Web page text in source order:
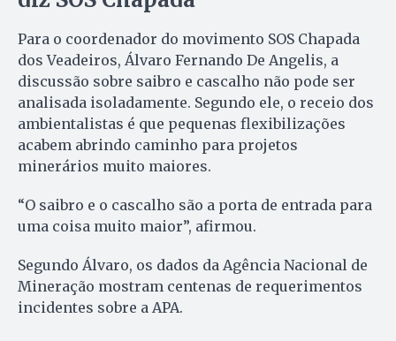
Para o coordenador do movimento SOS Chapada
dos Veadeiros, Álvaro Fernando De Angelis, a
discussão sobre saibro e cascalho não pode ser
analisada isoladamente. Segundo ele, o receio dos
ambientalistas é que pequenas flexibilizações
acabem abrindo caminho para projetos
minerários muito maiores.
“O saibro e o cascalho são a porta de entrada para
uma coisa muito maior”, afirmou.
Segundo Álvaro, os dados da Agência Nacional de
Mineração mostram centenas de requerimentos
incidentes sobre a APA.